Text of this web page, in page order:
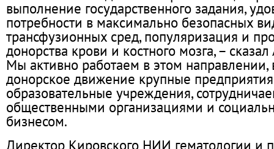
выполнение государственного задания,
потребности в максимально безопасных
трансфузионных сред, популяризация и
донорства крови и костного мозга, –
Мы активно работаем в этом направлении,
донорское движение крупные
образовательные учреждения,
общественными организациями и
бизнесом.
Директор Кировского НИИ гематологии и